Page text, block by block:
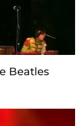
Beatles